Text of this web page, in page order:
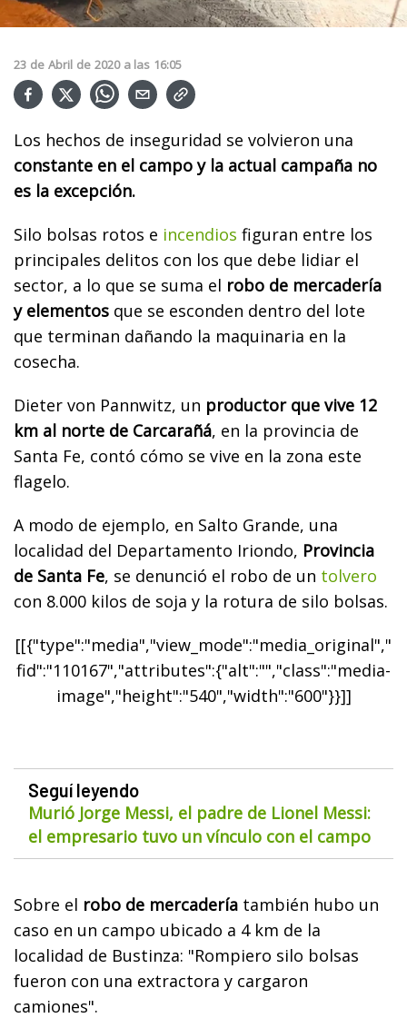
23 de Abril de 2020 a las 16:05
Los hechos de inseguridad se volvieron una
constante en el campo y la actual campaña no
es la excepción.
Silo bolsas rotos e incendios figuran entre los
principales delitos con los que debe lidiar el
sector, a lo que se suma el robo de mercadería
y elementos que se esconden dentro del lote
que terminan dañando la maquinaria en la
cosecha.
Dieter von Pannwitz, un productor que vive 12
km al norte de Carcarañá, en la provincia de
Santa Fe, contó cómo se vive en la zona este
flagelo.
A modo de ejemplo, en Salto Grande, una
localidad del Departamento Iriondo, Provincia
de Santa Fe, se denunció el robo de un tolvero
con 8.000 kilos de soja y la rotura de silo bolsas.
[[{"type":"media","view_mode":"media_original","
fid":"110167","attributes":{"alt":"","class":"media-
image","height":"540","width":"600"}}]]
Seguí leyendo
Murió Jorge Messi, el padre de Lionel Messi:
el empresario tuvo un vínculo con el campo
Sobre el robo de mercadería también hubo un
caso en un campo ubicado a 4 km de la
localidad de Bustinza: "Rompiero silo bolsas
fueron con una extractora y cargaron
camiones".